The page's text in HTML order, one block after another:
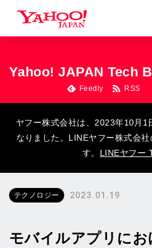
Yahoo! JAPAN Tech
Feedly RSS
ヤフー株式会社は、2023年10月1
なりました。LINEヤフー株式会
す。 LINEヤフー
テクノロジー 2023.01.19
モバイルアプリにお